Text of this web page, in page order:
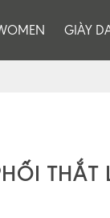
GIÀY
THẮT